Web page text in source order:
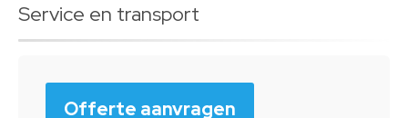
Service en transport
Offerte aanvragen